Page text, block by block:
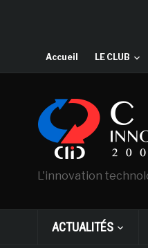
Accueil LE CLUB
L'innovation
ACTUALITÉS